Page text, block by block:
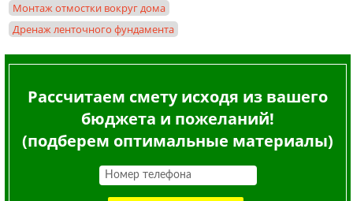
Монтаж отмостки вокруг дома
Дренаж ленточного фундамента
Рассчитаем смету исходя из вашего
бюджета и пожеланий!
(подберем оптимальные материалы)